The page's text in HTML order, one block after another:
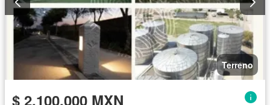
Terreno
$ 2,100,000 MXN